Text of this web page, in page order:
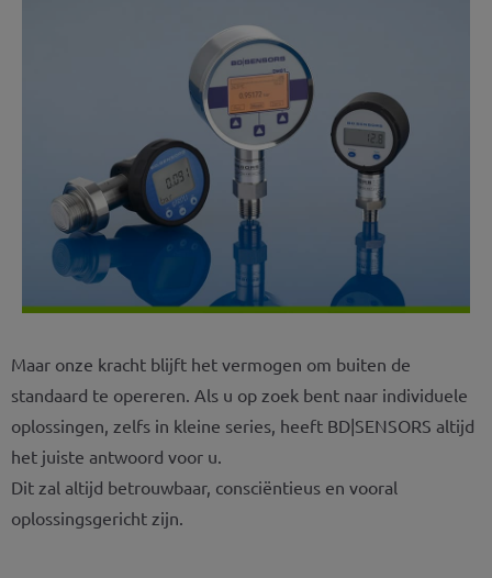
Maar onze kracht blijft het vermogen om buiten de
standaard te opereren. Als u op zoek bent naar individuele
oplossingen, zelfs in kleine series, heeft BD|SENSORS altijd
het juiste antwoord voor u.
Dit zal altijd betrouwbaar, consciëntieus en vooral
oplossingsgericht zijn.